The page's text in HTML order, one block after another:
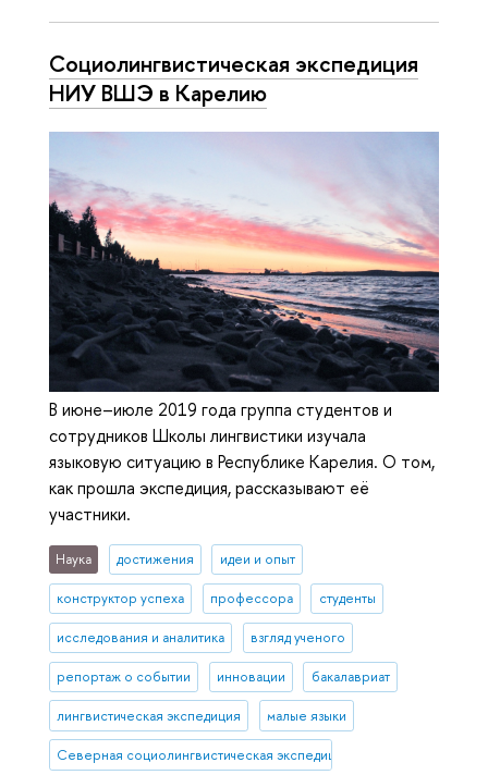
Социолингвистическая экспедиция
НИУ ВШЭ в Карелию
В июне–июле 2019 года группа студентов и
сотрудников Школы лингвистики изучала
языковую ситуацию в Республике Карелия. О том,
как прошла экспедиция, рассказывают её
участники.
Наука достижения идеи и опыт
конструктор успеха профессора студенты
исследования и аналитика взгляд ученого
репортаж о событии инновации бакалавриат
лингвистическая экспедиция малые языки
Северная социолингвистическая экспедиция